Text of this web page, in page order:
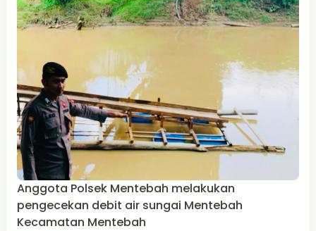
Anggota Polsek Mentebah melakukan
pengecekan debit air sungai Mentebah
Kecamatan Mentebah